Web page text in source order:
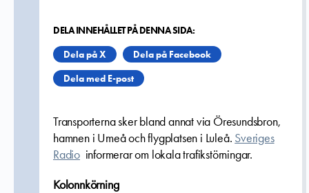
DELA INNEHÅLLET PÅ DENNA SIDA:
Dela på X
Dela på Facebook
Dela med E-post
Transporterna sker bland annat via Öresundsbron,
hamnen i Umeå och flygplatsen i Luleå. Sveriges
Radio informerar om lokala trafikstörningar.
Kolonnkörning